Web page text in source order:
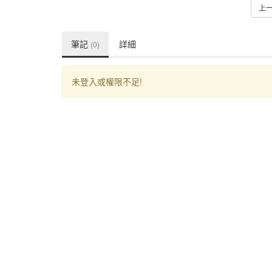
上
筆記 (0) 詳細
未登入或權限不足!